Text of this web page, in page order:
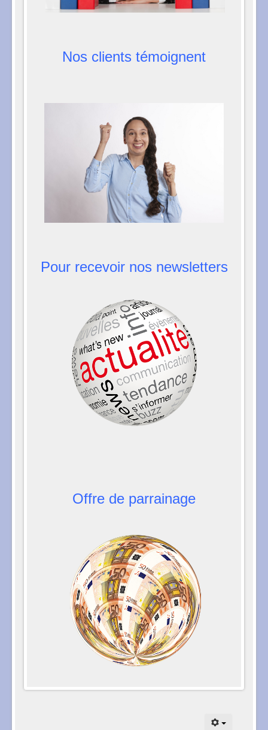
Nos clients témoignent
Pour recevoir nos newsletters
Offre de parrainage